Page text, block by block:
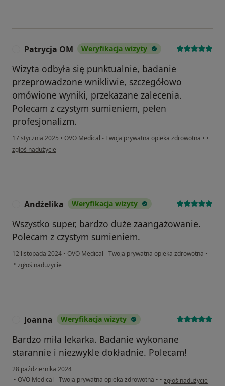
Patrycja OM Weryfikacja wizyty
Wizyta odbyła się punktualnie, badanie
przeprowadzone wnikliwie, szczegółowo
omówione wyniki, przekazane zalecenia.
Polecam z czystym sumieniem, pełen
profesjonalizm.
17 stycznia 2025 • OVO Medical - Twoja prywatna opieka zdrowotna • •
w opinii użytkownika Patrycja OM
zgłoś nadużycie
Andżelika Weryfikacja wizyty
Wszystko super, bardzo duże zaangażowanie.
Polecam z czystym sumieniem.
12 listopada 2024 • OVO Medical - Twoja prywatna opieka zdrowotna •
• w opinii użytkownika Andżelika
zgłoś nadużycie
Joanna Weryfikacja wizyty
Bardzo miła lekarka. Badanie wykonane
starannie i niezwykle dokładnie. Polecam!
28 października 2024
• OVO Medical - Twoja prywatna opieka zdrowotna • • w opinii użytkownika
zgłoś nadużycie